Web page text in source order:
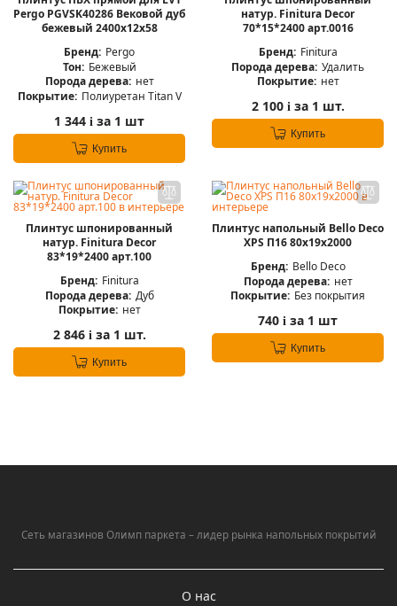
Pergo PGVSK40286 Вековой дуб
бежевый 2400х12х58
Бренд: Pergo
Тон: Бежевый
Порода дерева: нет
Покрытие: Полиуретан Titan V
1 344 i за 1 шт
Купить
натур. Finitura Decor
70*15*2400 арт.0016
Бренд: Finitura
Порода дерева: Удалить
Покрытие: нет
2 100 iза 1 шт.
Купить
Плинтус шпонированный
натур. Finitura Decor
83*19*2400 арт.100
Бренд: Finitura
Порода дерева: Дуб
Покрытие: нет
2 846 iза 1 шт.
Купить
Плинтус напольный Bello Deco
XPS П16 80х19х2000
Бренд: Bello Deco
Порода дерева: нет
Покрытие: Без покрытия
740 i за 1 шт
Купить
Сеть магазинов Олимп паркета – лидер рынка напольных покрытий
О нас